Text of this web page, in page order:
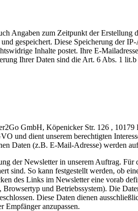
Angaben zum Zeitpunkt der Erstellung
gespeichert. Diese Speicherung der
Inhalte postet. Ihre E-
Ihrer Daten sind die Art. 6 Abs. 1
GmbH, Köpenicker Str. 126 ,
und dient unserem berechtigten
Daten (z.B. E-Mail-Adresse) werden
der Newsletter in unserem Auftrag.
sind. So kann festgestellt werden, ob
des Links im Newsletter eine vorab
und Betriebssystem). Die
Diese Daten dienen
Empfänger anzupassen.